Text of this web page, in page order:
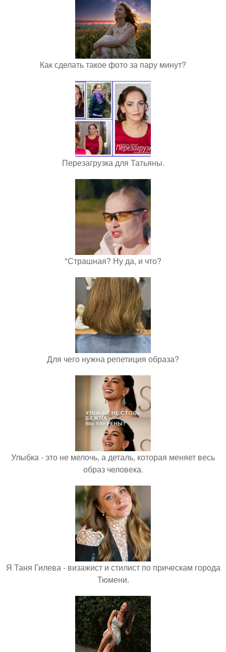
Как сделать такое фото за пару минут?
Перезагрузка для Татьяны.
"Страшная? Ну да, и что?
Для чего нужна репетиция образа?
Улыбка - это не мелочь, а деталь, которая меняет весь
образ человека.
Я Таня Гилева - визажист и стилист по прическам города
Тюмени.